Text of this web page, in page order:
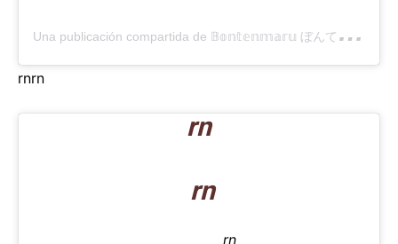
U
na publicación compartida de 𝔹𝕠𝕟𝕥𝕖𝕟𝕞𝕒𝕣𝕦 ぼんてんまる (@bonten._.maru)
rnrn
rn
rn
rn